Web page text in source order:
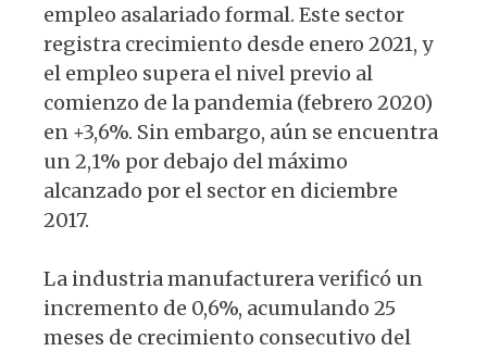
empleo asalariado formal. Este sector
registra crecimiento desde enero 2021, y
el empleo supera el nivel previo al
comienzo de la pandemia (febrero 2020)
en +3,6%. Sin embargo, aún se encuentra
un 2,1% por debajo del máximo
alcanzado por el sector en diciembre
2017.
La industria manufacturera verificó un
incremento de 0,6%, acumulando 25
meses de crecimiento consecutivo del